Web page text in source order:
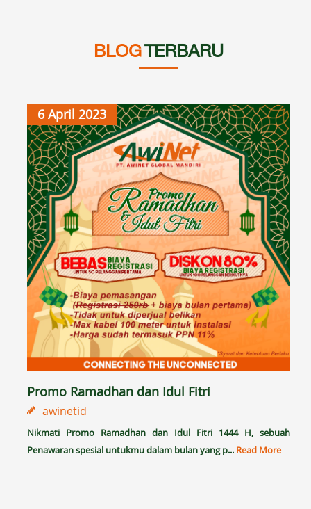
BLOGTERBARU
6 April 2023
Promo Ramadhan dan Idul Fitri
awinetid
Nikmati Promo Ramadhan dan Idul Fitri 1444 H, sebuah
Penawaran spesial untukmu dalam bulan yang p... Read More